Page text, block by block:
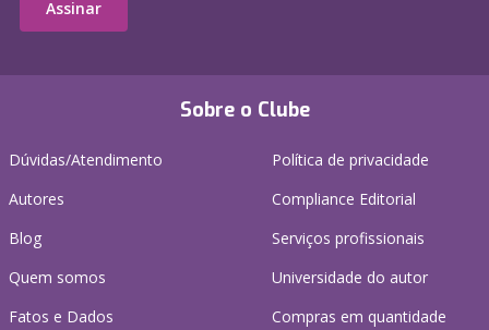
Sobre o Clube
Dúvidas/Atendimento
Autores
Blog
Quem somos
Fatos e Dados
Política de privacidade
Compliance Editorial
Serviços profissionais
Universidade do autor
Compras em quantidade
Assinar